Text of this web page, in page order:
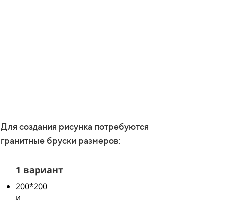
Для создания рисунка потребуются
гранитные бруски размеров:
1 вариант
200*200
и